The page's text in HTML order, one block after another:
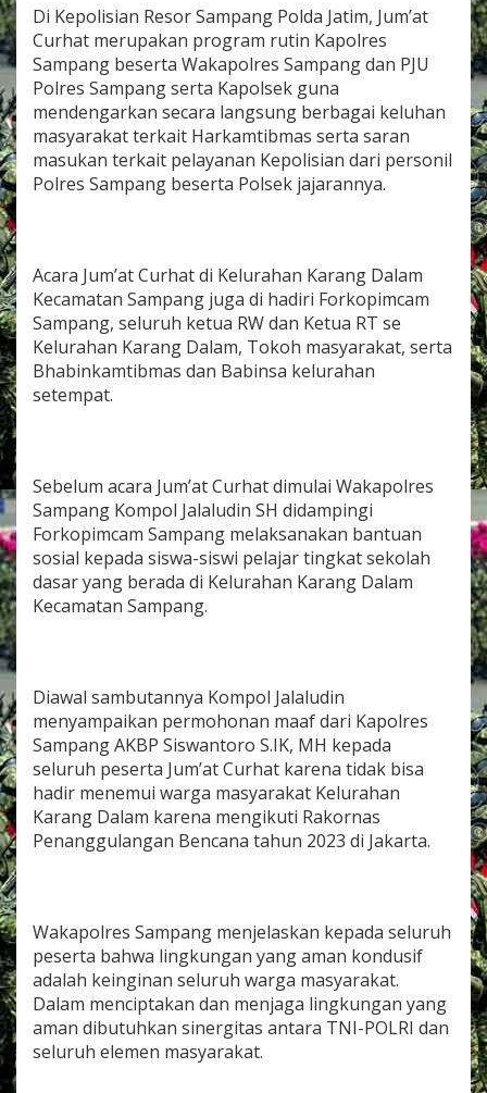
D
l
a
m
,
W
a
k
a
r
e
s
S
a
m
p
a
m
p
a
i
k
a
n
g
e
O
p
e
r
a
s
n
a
u
s
u
m
Di Kepolisian Resor Sampang Polda Jatim, Jum’at
Curhat merupakan program rutin Kapolres
Sampang beserta Wakapolres Sampang dan PJU
Polres Sampang serta Kapolsek guna
mendengarkan secara langsung berbagai keluhan
masyarakat terkait Harkamtibmas serta saran
masukan terkait pelayanan Kepolisian dari personil
Polres Sampang beserta Polsek jajarannya.
Acara Jum’at Curhat di Kelurahan Karang Dalam
Kecamatan Sampang juga di hadiri Forkopimcam
Sampang, seluruh ketua RW dan Ketua RT se
Kelurahan Karang Dalam, Tokoh masyarakat, serta
Bhabinkamtibmas dan Babinsa kelurahan
setempat.
Sebelum acara Jum’at Curhat dimulai Wakapolres
Sampang Kompol Jalaludin SH didampingi
Forkopimcam Sampang melaksanakan bantuan
sosial kepada siswa-siswi pelajar tingkat sekolah
dasar yang berada di Kelurahan Karang Dalam
Kecamatan Sampang.
Diawal sambutannya Kompol Jalaludin
menyampaikan permohonan maaf dari Kapolres
Sampang AKBP Siswantoro S.IK, MH kepada
seluruh peserta Jum’at Curhat karena tidak bisa
hadir menemui warga masyarakat Kelurahan
Karang Dalam karena mengikuti Rakornas
Penanggulangan Bencana tahun 2023 di Jakarta.
Wakapolres Sampang menjelaskan kepada seluruh
peserta bahwa lingkungan yang aman kondusif
adalah keinginan seluruh warga masyarakat.
Dalam menciptakan dan menjaga lingkungan yang
aman dibutuhkan sinergitas antara TNI-POLRI dan
seluruh elemen masyarakat.